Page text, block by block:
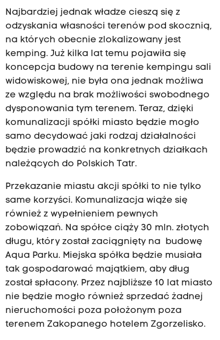
Najbardziej jednak władze cieszą się z
odzyskania własności terenów pod skocznią,
na których obecnie zlokalizowany jest
kemping. Już kilka lat temu pojawiła się
koncepcja budowy na terenie kempingu sali
widowiskowej, nie była ona jednak możliwa
ze względu na brak możliwości swobodnego
dysponowania tym terenem. Teraz, dzięki
komunalizacji spółki miasto będzie mogło
samo decydować jaki rodzaj działalności
będzie prowadzić na konkretnych działkach
należących do Polskich Tatr.
Przekazanie miastu akcji spółki to nie tylko
same korzyści. Komunalizacja wiąże się
również z wypełnieniem pewnych
zobowiązań. Na spółce ciąży 30 mln. złotych
długu, który został zaciągnięty na budowę
Aqua Parku. Miejska spółka będzie musiała
tak gospodarować majątkiem, aby dług
został spłacony. Przez najbliższe 10 lat miasto
nie będzie mogło również sprzedać żadnej
nieruchomości poza położonym poza
terenem Zakopanego hotelem Zgorzelisko.